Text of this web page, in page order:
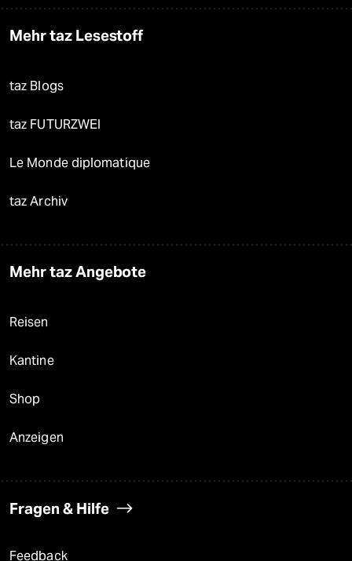
Mehr taz Lesestoff
taz Blogs
taz FUTURZWEI
Le Monde diplomatique
taz Archiv
Mehr taz Angebote
Reisen
Kantine
Shop
Anzeigen
Fragen & Hilfe
Feedback